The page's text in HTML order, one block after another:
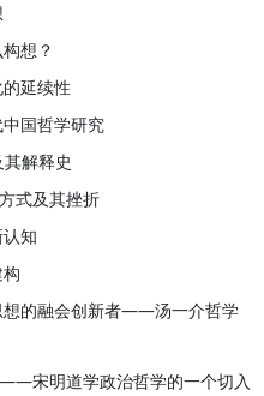
想？
延续性
国哲学研究
其解释史
式及其挫折
知
想的融会创新者——汤一介哲学
宋明道学政治哲学的一个切入